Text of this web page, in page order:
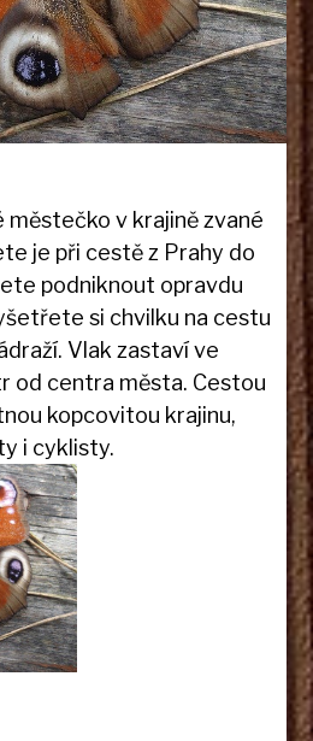
městečko v krajině zvané
je při cestě z Prahy do
podniknout opravdu
si chvilku na cestu
Vlak zastaví ve
od centra města. Cestou
kopcovitou krajinu,
i cyklisty.